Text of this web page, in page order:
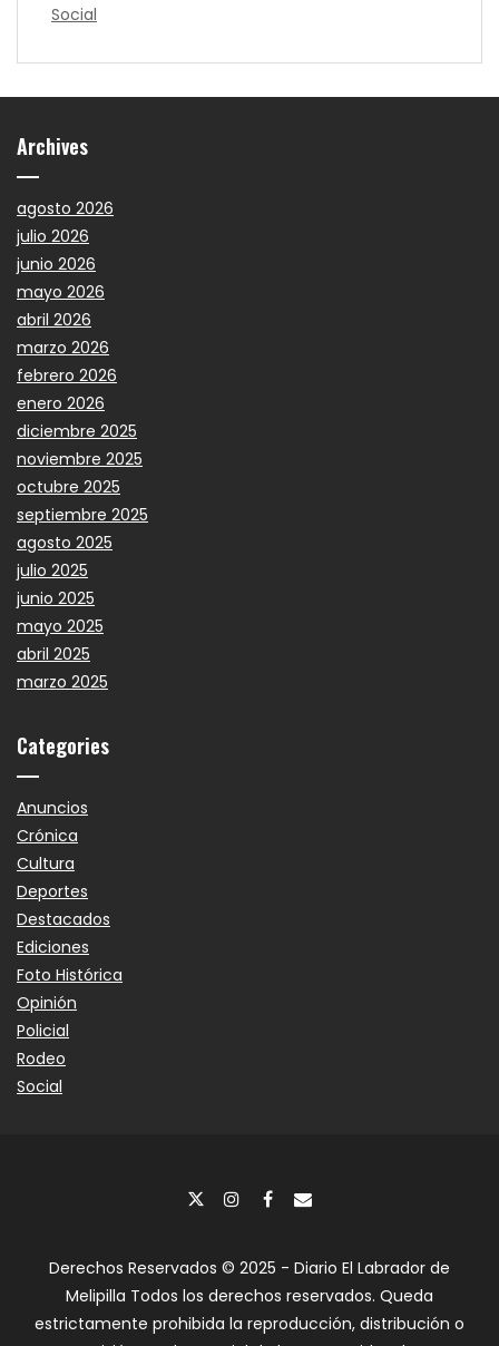
Social
Archives
agosto 2026
julio 2026
junio 2026
mayo 2026
abril 2026
marzo 2026
febrero 2026
enero 2026
diciembre 2025
noviembre 2025
octubre 2025
septiembre 2025
agosto 2025
julio 2025
junio 2025
mayo 2025
abril 2025
marzo 2025
Categories
Anuncios
Crónica
Cultura
Deportes
Destacados
Ediciones
Foto Histórica
Opinión
Policial
Rodeo
Social
Derechos Reservados © 2025 - Diario El Labrador de
Melipilla Todos los derechos reservados. Queda
estrictamente prohibida la reproducción, distribución o